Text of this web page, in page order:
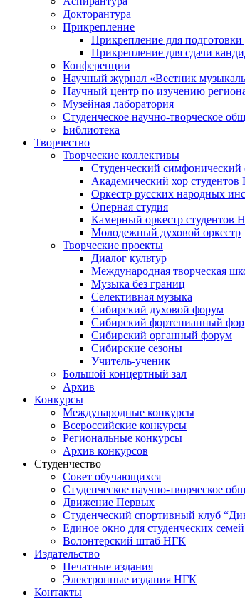
Докторантура
Прикрепление
Прикрепление для подготовки
Прикрепление для сдачи
Конференции
Научный журнал «Вестник
Научный центр по изучению
Музейная лаборатория
Студенческое научно-творческое
Библиотека
Творчество
Творческие коллективы
Студенческий
Академический хор
Оркестр русских народных
Оперная студия
Камерный оркестр студентов
Молодежный духовой оркестр
Творческие проекты
Диалог культур
Международная
Музыка без границ
Селективная музыка
Сибирский духовой форум
Сибирский фортепианный
Сибирский органный форум
Сибирские сезоны
Учитель-ученик
Большой концертный зал
Архив
Конкурсы
Международные конкурсы
Всероссийские конкурсы
Региональные конкурсы
Архив конкурсов
Студенчество
Совет обучающихся
Студенческое научно-творческое
Движение Первых
Студенческий спортивный клуб
Единое окно для студенческих
Волонтерский штаб НГК
Издательство
Печатные издания
Электронные издания НГК
Контакты